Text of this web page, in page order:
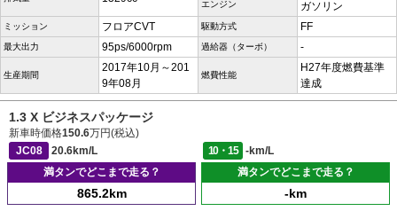
エンジン ガソリン
ミッション フロアCVT 駆動方式 FF
最大出力 95ps/6000rpm 過給器（ターボ） -
生産期間
2017年10月～201
9年08月
燃費性能
H27年度燃費基準
達成
1.3 X ビジネスパッケージ
新車時価格150.6万円(税込)
JC08
20.6km/L 10・15
-km/L
満タンでどこまで走る？
865.2km
満タンでどこまで走る？
-km